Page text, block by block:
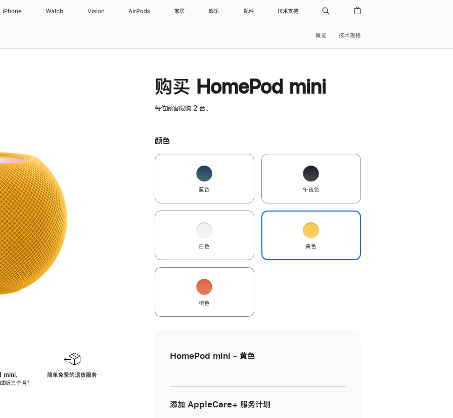
iPhone Watch Vision AirPods 家居 娱乐 配件 技术支持
概览 技术规格
，
听三个月脚
⁺
简单免费的退货服务
购买 HomePod mini
每位顾客限购 2 台。
颜色
蓝色 午夜色
白色 黄色
橙色
HomePod mini - 黄色
添加 AppleCare+ 服务计划